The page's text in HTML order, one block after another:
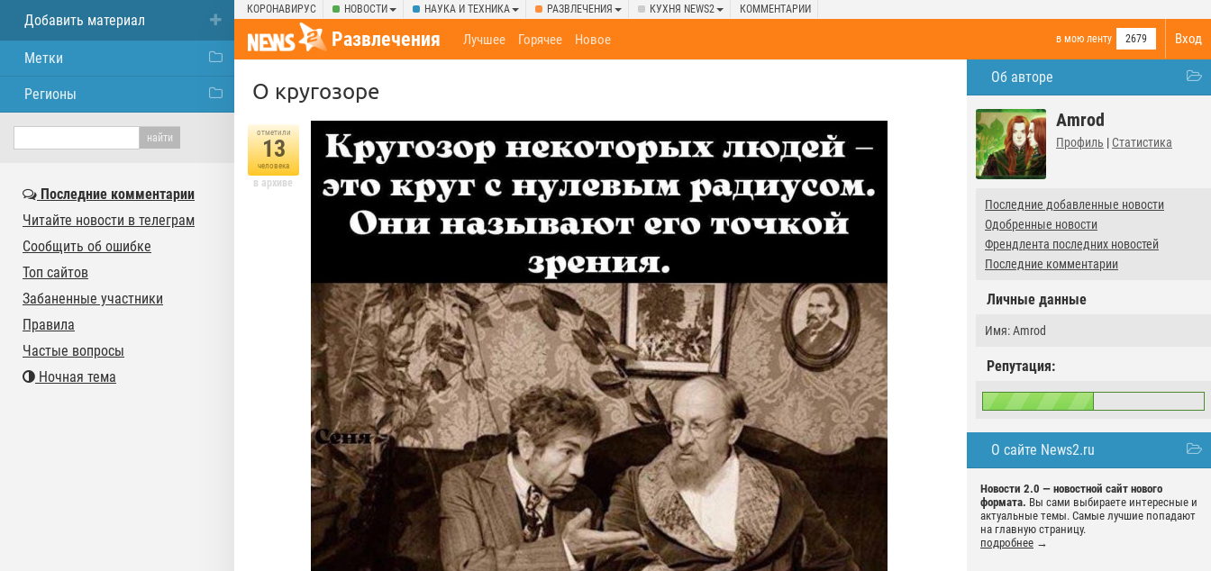
КОРОНАВИРУС НОВОСТИ НАУКА И ТЕХНИКА РАЗВЛЕЧЕНИЯ КУХНЯ NEWS2 КОММЕНТАРИИ
Вход
Развлечения в мою ленту 2679
Лучшее Горячее Новое
Об авторе
Amrod
Профиль | Статистика
Последние добавленные новости
Одобренные новости
Френдлента последних новостей
Последние комментарии
Личные данные
Имя: Amrod
Репутация:
О сайте News2.ru
Новости 2.0 — новостной сайт нового
формата. Вы сами выбираете интересные и
актуальные темы. Самые лучшие попадают
на главную страницу.
подробнее →
О кругозоре
отметили
13
человека
в архиве
Добавить материал
Метки
Регионы
Последние комментарии
Читайте новости в телеграм
Сообщить об ошибке
Топ сайтов
Забаненные участники
Правила
Частые вопросы
Ночная тема